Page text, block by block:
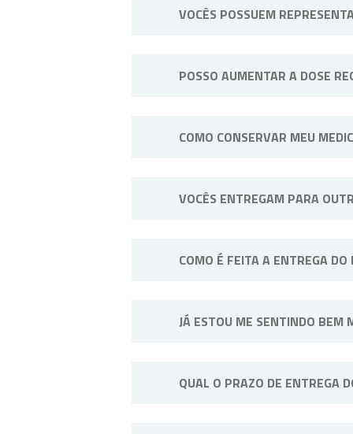
VOCÊS POSSUEM
POSSO AUMENTAR A DOSE
COMO CONSERVAR MEU
exemplo: “Manter sob
VOCÊS ENTREGAM PARA
COMO É FEITA A ENTREGA DO
SP, disponibilizamos entregas
JÁ ESTOU ME SENTINDO BEM
interrupção.
QUAL O PRAZO DE ENTREGA